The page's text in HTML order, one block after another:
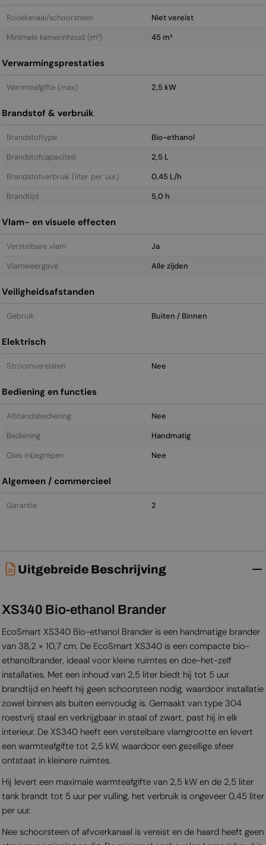
Rookkanaal/schoorsteen
Niet vereist
Minimale kamerinhoud (m³)
45 m³
Verwarmingsprestaties
Warmteafgifte (max) 2,5 kW
Brandstof & verbruik
Brandstoftype
Bio-ethanol
Brandstofcapaciteit
2,5 L
Brandstofverbruik (liter per uur)
0,45 L/h
Brandtijd
5,0 h
Vlam- en visuele effecten
Verstelbare vlam
Ja
Vlamweergave
Alle zijden
Veiligheidsafstanden
Gebruik Buiten / Binnen
Elektrisch
Stroomvereisten Nee
Bediening en functies
Afstandsbediening
Nee
Bediening
Handmatig
Glas inbegrepen
Nee
Algemeen / commercieel
Garantie 2
Uitgebreide Beschrijving
XS340 Bio-ethanol Brander
EcoSmart XS340 Bio-ethanol Brander is een handmatige brander
van 38,2 × 10,7 cm. De EcoSmart XS340 is een compacte bio-
ethanolbrander, ideaal voor kleine ruimtes en doe-het-zelf
installaties. Met een inhoud van 2,5 liter biedt hij tot 5 uur
brandtijd en heeft hij geen schoorsteen nodig, waardoor installatie
zowel binnen als buiten eenvoudig is. Gemaakt van type 304
roestvrij staal en verkrijgbaar in staal of zwart, past hij in elk
interieur. De XS340 heeft een verstelbare vlamgrootte en levert
een warmteafgifte tot 2,5 kW, waardoor een gezellige sfeer
ontstaat in kleinere ruimtes.
Hij levert een maximale warmteafgifte van 2,5 kW en de 2,5 liter
tank brandt tot 5 uur per vulling, het verbruik is ongeveer 0,45 liter
per uur.
Nee schoorsteen of afvoerkanaal is vereist en de haard heeft geen